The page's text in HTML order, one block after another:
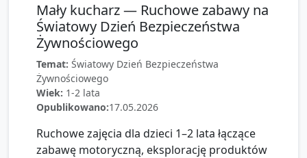
Mały kucharz — Ruchowe zabawy na
Światowy Dzień Bezpieczeństwa
Żywnościowego
Temat: Światowy Dzień Bezpieczeństwa
Żywnościowego
Wiek: 1-2 lata
Opublikowano:17.05.2026
Ruchowe zajęcia dla dzieci 1–2 lata łączące
zabawę motoryczną, eksplorację produktów